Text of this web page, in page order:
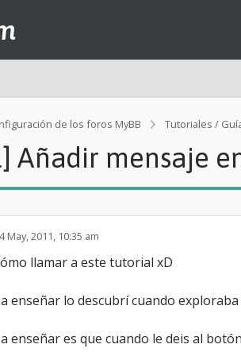
de los foros MyBB Tutoriales /
Añadir mensaje
May, 2011, 10:35 am
llamar a este tutorial xD
enseñar lo descubrí cuando
enseñar es que cuando le deis al